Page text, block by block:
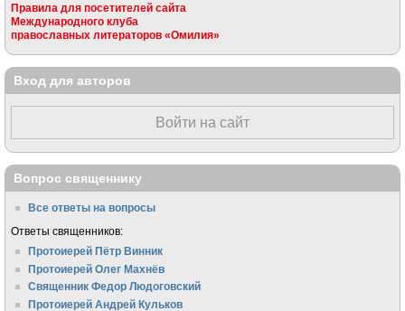
Правила для посетителей сайта
Международного клуба
православных литераторов «Омилия»
Вход для авторов
Войти на сайт
Вопрос священнику
Все ответы на вопросы
Ответы священников:
Протоиерей Пётр Винник
Протоиерей Олег Махнёв
Священник Федор Людоговский
Протоиерей Андрей Кульков